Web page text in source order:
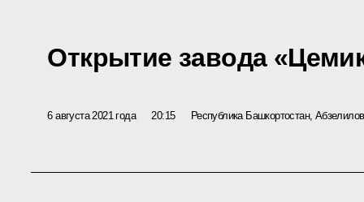
Открытие завода
6 августа 2021 года 20:15 Республика Башкортостан,